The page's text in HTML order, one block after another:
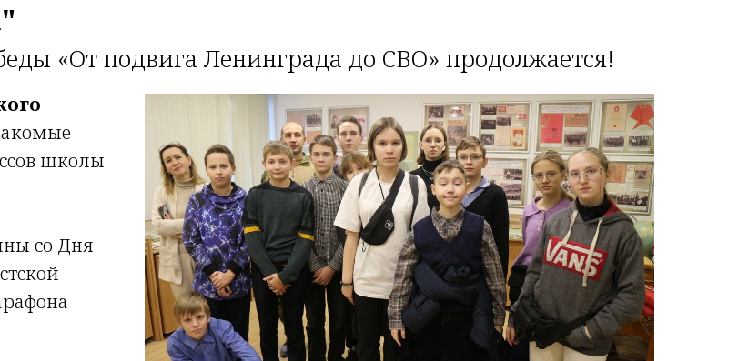
«От подвига Ленинграда до СВО» продолжается!
школы
со Дня